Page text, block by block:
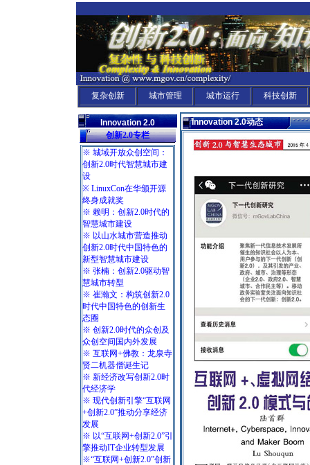
复杂创新 城市管理 城市运行 科技创新
Innovation 2.0
创新2.0专栏
※ 城域开放众创空间：
创新2.0时代智慧城市建
设
※ LinuxCon在华颁开源
终身成就奖
※ 赖明：创新2.0时代的
智慧城市建设
※ 以山水城市营造推动
创新2.0时代中国特色的
新型智慧城市建设
※ 张楠：创新2.0驱动智
慧城市转型
※ 崔瀚文：构筑创新2.0
时代中国特色的创新生
态圈
※ 创新2.0时代的众创及
众创空间国内外发展
※ 互联网+佛教：龙泉寺
贤二机器僧诞生记
※ 新经济改写创新2.0时
代经济学
※ 现代创新引擎“互联网
+创新2.0”推动分享经济
发展
※ 以“互联网+创新2.0”引
擎推动IT企业转型发展
※“互联网+创新2.0”创新
Innovation 2.0动态